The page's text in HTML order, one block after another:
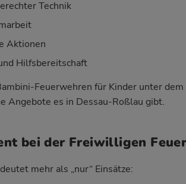
Technik
Aktionen
Hilfsbereitschaft
Feuerwehren für Kinder unter dem
Angebote es in Dessau-Roßlau gibt.
bei der Freiwilligen
mehr als „nur“ Einsätze: